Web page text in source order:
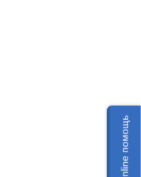
Online помощь